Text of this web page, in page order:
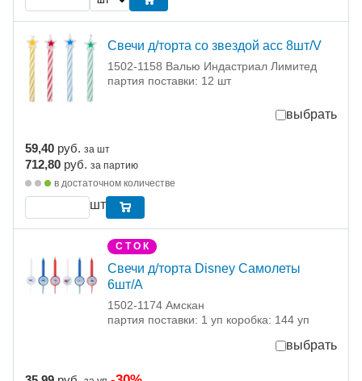
Свечи д/торта со звездой асс 8шт/V
1502-1158 Валью Индастриал Лимитед
партия поставки: 12 шт
выбрать
59,40 руб. за шт
712,80 руб. за партию
в достаточном количестве
шт
С Т О К
Свечи д/торта Disney Самолеты
6шт/A
1502-1174 Амскан
партия поставки: 1 уп коробка: 144 уп
выбрать